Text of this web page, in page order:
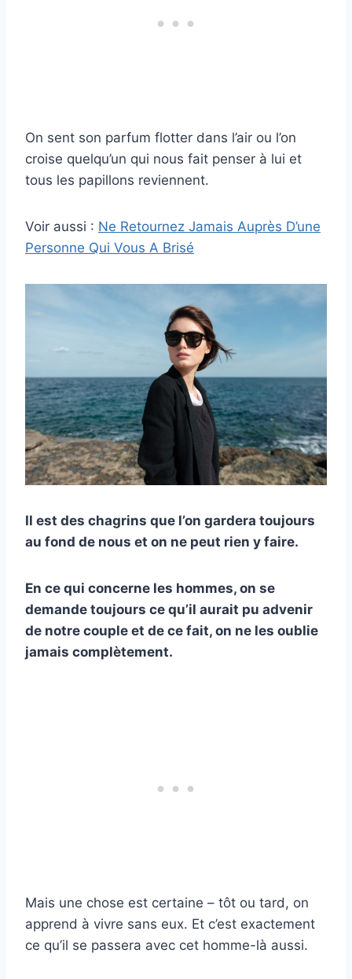
On sent son parfum flotter dans l’air ou l’on
croise quelqu’un qui nous fait penser à lui et
tous les papillons reviennent.
Voir aussi : Ne Retournez Jamais Auprès D’une
Personne Qui Vous A Brisé
Il est des chagrins que l’on gardera toujours
au fond de nous et on ne peut rien y faire.
En ce qui concerne les hommes, on se
demande toujours ce qu’il aurait pu advenir
de notre couple et de ce fait, on ne les oublie
jamais complètement.
Mais une chose est certaine – tôt ou tard, on
apprend à vivre sans eux. Et c’est exactement
ce qu’il se passera avec cet homme-là aussi.